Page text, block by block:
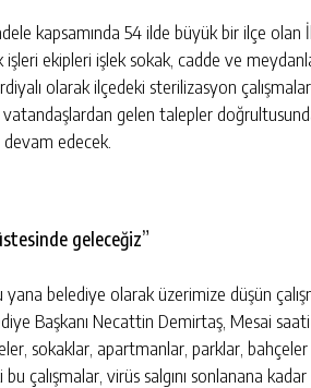
kapsamında 54 ilde büyük bir ilçe olan
ekipleri işlek sokak, cadde ve
olarak ilçedeki sterilizasyon
gelen talepler
devam edecek.
geleceğiz”
yana belediye olarak üzerimize düşün
Başkanı Necattin Demirtaş, Mesai
sokaklar, apartmanlar, parklar,
çalışmalar, virüs salgını sonlanana
GÜNLÜK HABER AKIŞI
UYUŞTURUCU
4 ŞÜPHELIYE ADLI İŞLEM